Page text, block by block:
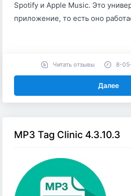
Spotify и Apple Music. Это
приложение, то есть оно
Далее
Читать отзывы 8-
MP3 Tag Clinic 4.3.10.3